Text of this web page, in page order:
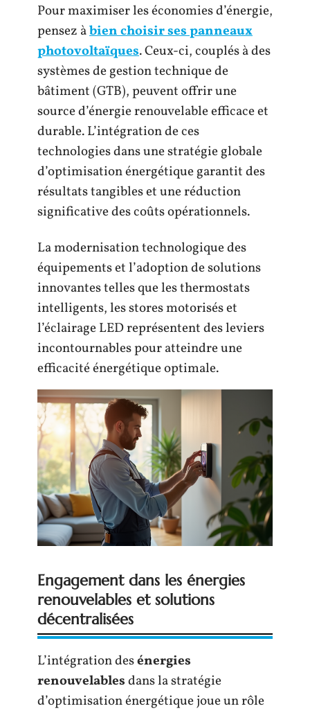
Pour maximiser les économies d’énergie,
pensez àbien choisir ses panneaux
photovoltaïques. Ceux-ci, couplés à des
systèmes de gestion technique de
bâtiment (GTB), peuvent offrir une
source d’énergie renouvelable efficace et
durable. L’intégration de ces
technologies dans une stratégie globale
d’optimisation énergétique garantit des
résultats tangibles et une réduction
significative des coûts opérationnels.
La modernisation technologique des
équipements et l’adoption de solutions
innovantes telles que les thermostats
intelligents, les stores motorisés et
l’éclairage LED représentent des leviers
incontournables pour atteindre une
efficacité énergétique optimale.
Engagement dans les énergies
renouvelables et solutions
décentralisées
L’intégration desénergies
renouvelablesdans la stratégie
d’optimisation énergétique joue un rôle